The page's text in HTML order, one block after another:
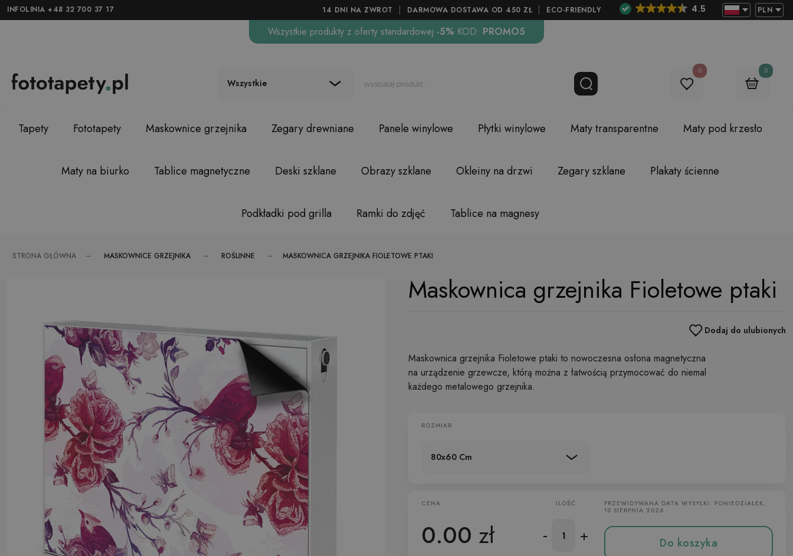
INFOLINIA +48 32 700 37 17 14 DNI NA ZWROT DARMOWA DOSTAWA OD 450 ZŁ ECO-FRIENDLY 4.5 PLN
Wszystkie produkty z oferty standardowej -5% KOD: PROMO5
Wszystkie
0 0
Tapety Fototapety Maskownice grzejnika Zegary drewniane Panele winylowe Płytki winylowe Maty transparentne Maty pod krzesło
Maty na biurko Tablice magnetyczne Deski szklane Obrazy szklane Okleiny na drzwi Zegary szklane Plakaty ścienne
Podkładki pod grilla Ramki do zdjęć Tablice na magnesy
STRONA GŁÓWNA MASKOWNICE GRZEJNIKA ROŚLINNE MASKOWNICA GRZEJNIKA FIOLETOWE PTAKI
Maskownica grzejnika Fioletowe ptaki
Dodaj do ulubionych
Maskownica grzejnika Fioletowe ptaki to nowoczesna osłona magnetyczna
na urządzenie grzewcze, którą można z łatwością przymocować do niemal
każdego metalowego grzejnika.
ROZMIAR
80x60 Cm
CENA
0.00 zł
ILOŚĆ
- +
PRZEWIDYWANA DATA WYSYŁKI: PONIEDZIAŁEK,
10 SIERPNIA 2026
Do koszyka